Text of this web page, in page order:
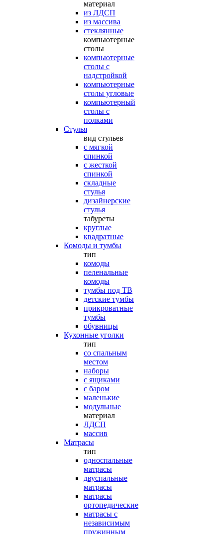
материал
из ЛДСП
из массива
стеклянные
компьютерные
столы
компьютерные
столы с
надстройкой
компьютерные
столы угловые
компьютерный
столы с
полками
Стулья
вид стульев
с мягкой
спинкой
с жесткой
спинкой
складные
стулья
дизайнерские
стулья
табуреты
круглые
квадратные
Комоды и тумбы
тип
комоды
пеленальные
комоды
тумбы под ТВ
детские тумбы
прикроватные
тумбы
обувницы
Кухонные уголки
тип
со спальным
местом
наборы
с ящиками
с баром
маленькие
модульные
материал
ЛДСП
массив
Матрасы
тип
односпальные
матрасы
двуспальные
матрасы
матрасы
ортопедические
матрасы с
независимым
пружинным